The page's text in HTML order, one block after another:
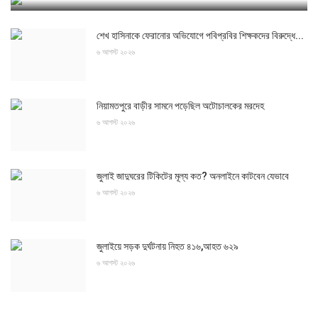
শেখ হাসিনাকে ফেরানোর অভিযোগে পবিপ্রবির শিক্ষকদের বিরুদ্ধে...
৬ আগস্ট ২০২৬
নিয়ামতপুরে বাড়ীর সামনে পড়েছিল অটোচালকের মরদেহ
৬ আগস্ট ২০২৬
জুলাই জাদুঘরের টিকিটের মূল্য কত? অনলাইনে কাটবেন যেভাবে
৬ আগস্ট ২০২৬
জুলাইয়ে সড়ক দুর্ঘটনায় নিহত ৪১৬,আহত ৬২৯
৬ আগস্ট ২০২৬